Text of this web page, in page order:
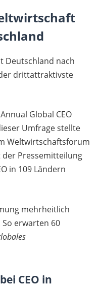
Deutschland nach
drittattraktivste
Global CEO
Umfrage stellte
Weltwirtschaftsforum
der Pressemitteilung
in 109 Ländern
mehrheitlich
erwarten 60
CEO in